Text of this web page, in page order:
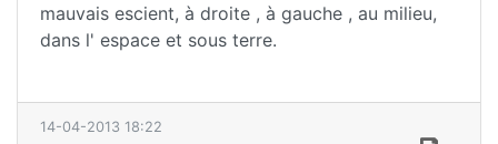
mauvais escient, à droite , à gauche , au milieu,
dans l' espace et sous terre.
14-04-2013 18:22